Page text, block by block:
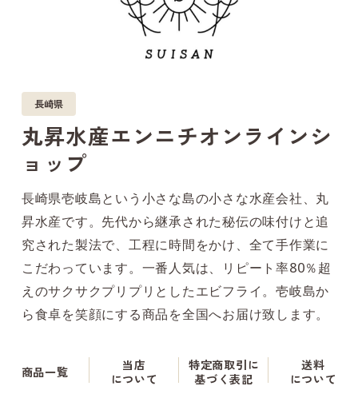
長崎県
丸昇水産エンニチオンラインシ
ョップ
長崎県壱岐島という小さな島の小さな水産会社、丸
昇水産です。先代から継承された秘伝の味付けと追
究された製法で、工程に時間をかけ、全て手作業に
こだわっています。一番人気は、リピート率80％超
えのサクサクプリプリとしたエビフライ。壱岐島か
ら食卓を笑顔にする商品を全国へお届け致します。
商品一覧
当店
について
特定商取引に
基づく表記
送料
について